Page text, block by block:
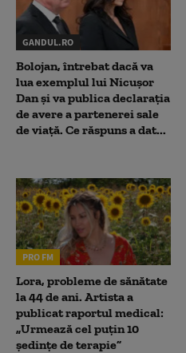
GANDUL.RO
Bolojan, întrebat dacă va
lua exemplul lui Nicușor
Dan și va publica declarația
de avere a partenerei sale
de viață. Ce răspuns a dat...
PRO FM
Lora, probleme de sănătate
la 44 de ani. Artista a
publicat raportul medical:
„Urmează cel puțin 10
ședințe de terapie”